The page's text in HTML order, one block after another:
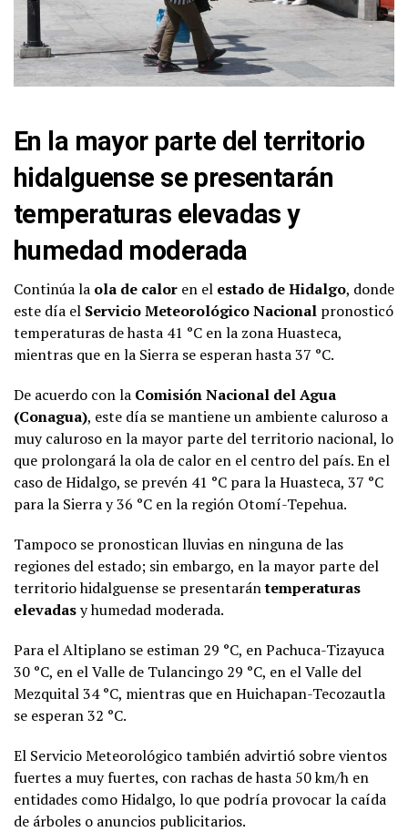
En la mayor parte del territorio
hidalguense se presentarán
temperaturas elevadas y
humedad moderada
Continúa la ola de calor en el estado de Hidalgo, donde
este día el Servicio Meteorológico Nacional pronosticó
temperaturas de hasta 41 °C en la zona Huasteca,
mientras que en la Sierra se esperan hasta 37 °C.
De acuerdo con la Comisión Nacional del Agua
(Conagua), este día se mantiene un ambiente caluroso a
muy caluroso en la mayor parte del territorio nacional, lo
que prolongará la ola de calor en el centro del país. En el
caso de Hidalgo, se prevén 41 °C para la Huasteca, 37 °C
para la Sierra y 36 °C en la región Otomí-Tepehua.
Tampoco se pronostican lluvias en ninguna de las
regiones del estado; sin embargo, en la mayor parte del
territorio hidalguense se presentarántemperaturas
elevadasy humedad moderada.
Para el Altiplano se estiman 29 °C, en Pachuca-Tizayuca
30 °C, en el Valle de Tulancingo 29 °C, en el Valle del
Mezquital 34 °C, mientras que en Huichapan-Tecozautla
se esperan 32 °C.
El Servicio Meteorológico también advirtió sobre vientos
fuertes a muy fuertes, con rachas de hasta 50 km/h en
entidades como Hidalgo, lo que podría provocar la caída
de árboles o anuncios publicitarios.